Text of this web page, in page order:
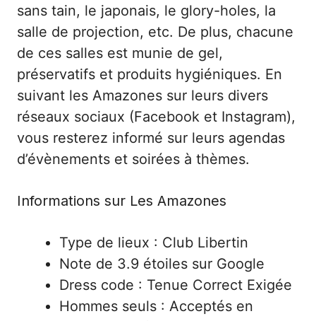
sans tain, le japonais, le glory-holes, la
salle de projection, etc. De plus, chacune
de ces salles est munie de gel,
préservatifs et produits hygiéniques. En
suivant les Amazones sur leurs divers
réseaux sociaux (Facebook et Instagram),
vous resterez informé sur leurs agendas
d’évènements et soirées à thèmes.
Informations sur Les Amazones
Type de lieux : Club Libertin
Note de 3.9 étoiles sur Google
Dress code : Tenue Correct Exigée
Hommes seuls : Acceptés en